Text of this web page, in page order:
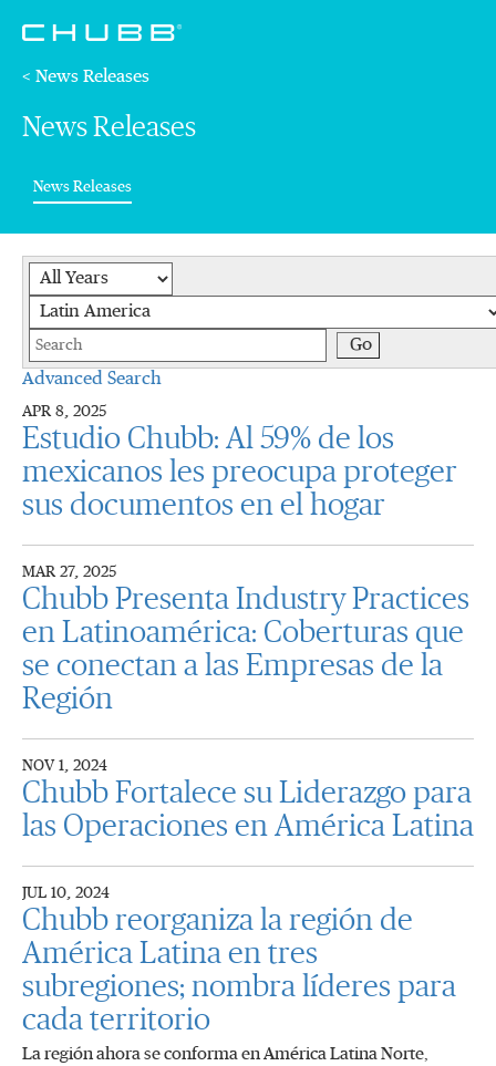
< News Releases
News Releases
News Releases(current)
Year
Keywords
Go
Advanced Search
APR 8, 2025
Estudio Chubb: Al 59% de los
mexicanos les preocupa proteger
sus documentos en el hogar
MAR 27, 2025
Chubb Presenta Industry Practices
en Latinoamérica: Coberturas que
se conectan a las Empresas de la
Región
NOV 1, 2024
Chubb Fortalece su Liderazgo para
las Operaciones en América Latina
JUL 10, 2024
Chubb reorganiza la región de
América Latina en tres
subregiones; nombra líderes para
cada territorio
La región ahora se conforma en América Latina Norte,